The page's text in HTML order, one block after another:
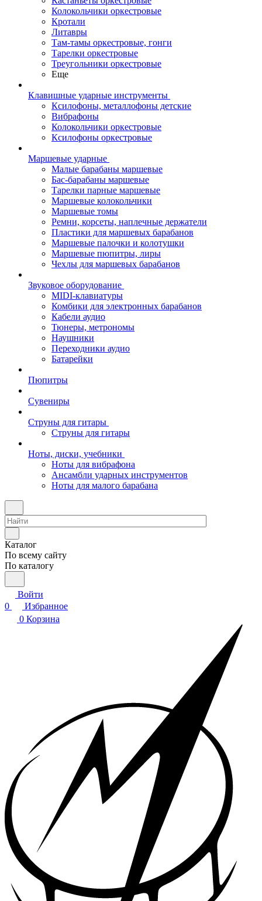
Колокольчики оркестровые
Кротали
Литавры
Там-тамы оркестровые, гонги
Тарелки оркестровые
Треугольники оркестровые
Еще
Клавишные ударные инструменты
Ксилофоны, металлофоны детские
Вибрафоны
Колокольчики оркестровые
Ксилофоны оркестровые
Маршевые ударные
Малые барабаны маршевые
Бас-барабаны маршевые
Тарелки парные маршевые
Маршевые колокольчики
Маршевые томы
Ремни, корсеты, наплечные держатели
Пластики для маршевых барабанов
Маршевые палочки и колотушки
Маршевые пюпитры, лиры
Чехлы для маршевых барабанов
Звуковое оборудование
MIDI-клавиатуры
Комбики для электронных барабанов
Кабели аудио
Тюнеры, метрономы
Наушники
Переходники аудио
Батарейки
Пюпитры
Сувениры
Струны для гитары
Струны для гитары
Ноты, диски, учебники
Ноты для вибрафона
Ансамбли ударных инструментов
Ноты для малого барабана
Каталог
По всему сайту
По каталогу
Войти
0
Избранное
0 Корзина